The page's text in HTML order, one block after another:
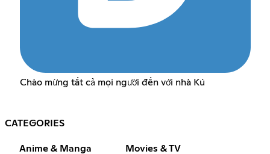
Chào mừng tất cả mọi người đến với nhà Kú
CATEGORIES
Anime & Manga Movies & TV